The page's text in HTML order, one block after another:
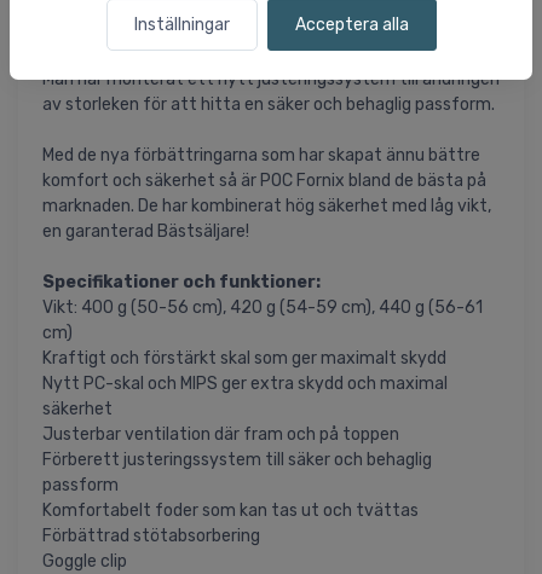
Inställningar Acceptera alla
bättre då lagren rör sig oberoende av varandra.
Man har monterat ett nytt justeringssystem till ändringen
av storleken för att hitta en säker och behaglig passform.
Med de nya förbättringarna som har skapat ännu bättre
komfort och säkerhet så är POC Fornix bland de bästa på
marknaden. De har kombinerat hög säkerhet med låg vikt,
en garanterad Bästsäljare!
Specifikationer och funktioner:
Vikt: 400 g (50-56 cm), 420 g (54-59 cm), 440 g (56-61
cm)
Kraftigt och förstärkt skal som ger maximalt skydd
Nytt PC-skal och MIPS ger extra skydd och maximal
säkerhet
Justerbar ventilation där fram och på toppen
Förberett justeringssystem till säker och behaglig
passform
Komfortabelt foder som kan tas ut och tvättas
Förbättrad stötabsorbering
Goggle clip